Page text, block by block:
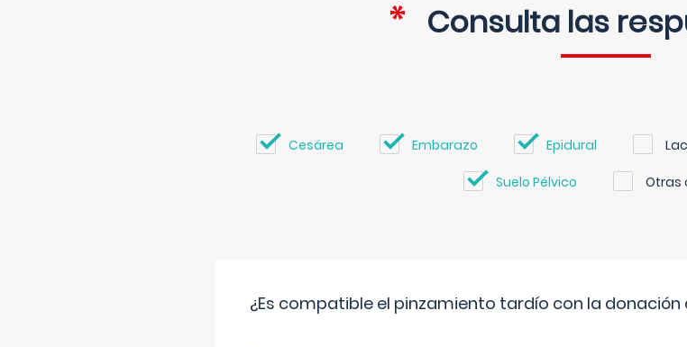
Consulta las
Cesárea Embarazo Epidural
Suelo Pélvico Otras
¿Es compatible el pinzamiento tardío con la donación